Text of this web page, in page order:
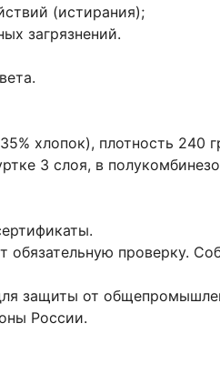
(истирания);
загрязнений.
хлопок), плотность 240
3 слоя, в
обязательную проверку.
защиты от
России.